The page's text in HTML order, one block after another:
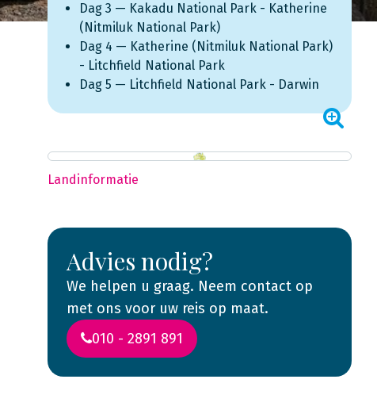
Dag 3 — Kakadu National Park - Katherine
(Nitmiluk National Park)
Dag 4 — Katherine (Nitmiluk National Park)
- Litchfield National Park
Dag 5 — Litchfield National Park - Darwin
Landinformatie
Advies nodig?
We helpen u graag. Neem contact op
met ons voor uw reis op maat.
010 - 2891 891